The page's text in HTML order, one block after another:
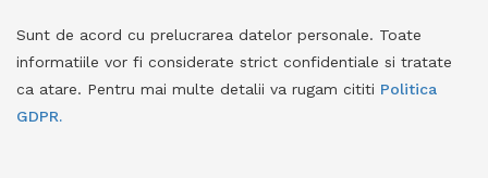
Sunt de acord cu prelucrarea datelor personale. Toate
informatiile vor fi considerate strict confidentiale si tratate
ca atare. Pentru mai multe detalii va rugam cititi Politica
GDPR.